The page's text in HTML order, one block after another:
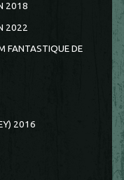
2018
2022
FANTASTIQUE DE
2016